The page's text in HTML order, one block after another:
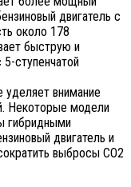
двигатель с
около 178
быструю и
ступенчатой
уделяет внимание
Некоторые модели
гибридными
двигатель и
выбросы CO2